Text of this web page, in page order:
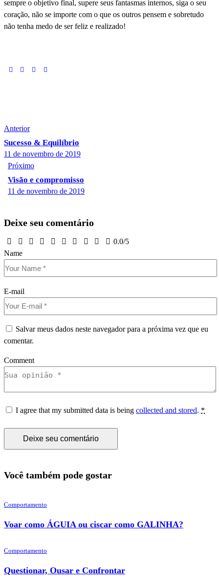
sempre o objetivo final, supere seus fantasmas internos, siga o seu
coração, não se importe com o que os outros pensem e sobretudo
não tenha medo de ser feliz e realizado!
Navegação
de
Post
Anterior
Sucesso & Equilíbrio
11 de novembro de 2019
Próximo
Visão e compromisso
11 de novembro de 2019
Deixe seu comentário
0.0/5
Name
E-mail
Salvar meus dados neste navegador para a próxima vez que eu
comentar.
Comment
I agree that my submitted data is being collected and stored. *
Você também pode gostar
Comportamento
Voar como ÁGUIA ou ciscar como GALINHA?
Comportamento
Questionar, Ousar e Confrontar